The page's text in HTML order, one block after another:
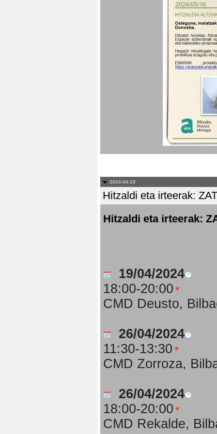
2024-04-15
Hitzaldi eta irteerak:
Hitzaldi eta irteerak:
19/04/2024
18:00-20:00
CMD Deusto,
26/04/2024
11:30-13:30
CMD Zorroza,
26/04/2024
18:00-20:00
CMD Rekalde,